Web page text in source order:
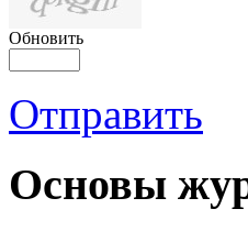
Обновить
Отправить
Основы